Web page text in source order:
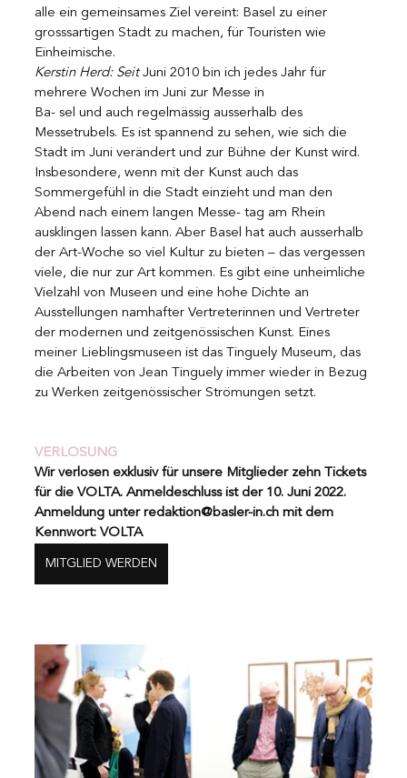
alle ein gemeinsames Ziel vereint: Basel zu einer
grosssartigen Stadt zu machen, für Touristen wie
Einheimische.
Kerstin Herd: Seit Juni 2010 bin ich jedes Jahr für
mehrere Wochen im Juni zur Messe in
Ba- sel und auch regelmässig ausserhalb des
Messetrubels. Es ist spannend zu sehen, wie sich die
Stadt im Juni verändert und zur Bühne der Kunst wird.
Insbesondere, wenn mit der Kunst auch das
Sommergefühl in die Stadt einzieht und man den
Abend nach einem langen Messe- tag am Rhein
ausklingen lassen kann. Aber Basel hat auch ausserhalb
der Art-Woche so viel Kultur zu bieten – das vergessen
viele, die nur zur Art kommen. Es gibt eine unheimliche
Vielzahl von Museen und eine hohe Dichte an
Ausstellungen namhafter Vertreterinnen und Vertreter
der modernen und zeitgenössischen Kunst. Eines
meiner Lieblingsmuseen ist das Tinguely Museum, das
die Arbeiten von Jean Tinguely immer wieder in Bezug
zu Werken zeitgenössischer Strömungen setzt.
VERLOSUNG
Wir verlosen exklusiv für unsere Mitglieder zehn Tickets
für die VOLTA. Anmeldeschluss ist der 10. Juni 2022.
Anmeldung unter redaktion@basler-in.ch mit dem
Kennwort: VOLTA
MITGLIED WERDEN